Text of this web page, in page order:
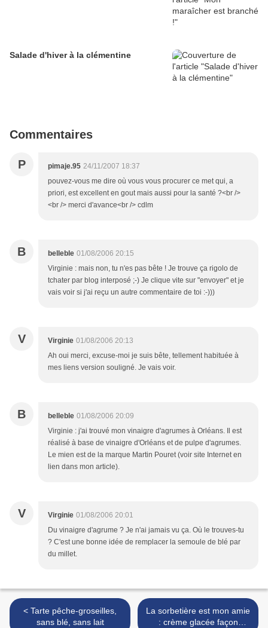
Salade d'hiver à la clémentine
Commentaires
P pimaje.95 24/11/2007 18:37
pouvez-vous me dire où vous vous procurer ce met qui, a
priori, est excellent en gout mais aussi pour la santé ?<br />
<br /> merci d'avance<br /> cdlm
B belleble 01/08/2006 20:15
Virginie : mais non, tu n'es pas bête ! Je trouve ça rigolo de
tchater par blog interposé ;-) Je clique vite sur "envoyer" et je
vais voir si j'ai reçu un autre commentaire de toi :-)))
V Virginie 01/08/2006 20:13
Ah oui merci, excuse-moi je suis bête, tellement habituée à
mes liens version souligné. Je vais voir.
B belleble 01/08/2006 20:09
Virginie : j'ai trouvé mon vinaigre d'agrumes à Orléans. Il est
réalisé à base de vinaigre d'Orléans et de pulpe d'agrumes.
Le mien est de la marque Martin Pouret (voir site Internet en
lien dans mon article).
V Virginie 01/08/2006 20:01
Du vinaigre d'agrume ? Je n'ai jamais vu ça. Où le trouves-tu
? C'est une bonne idée de remplacer la semoule de blé par
du millet.
< Tarte pêche-groseilles,
sans blé, sans lait
La sorbetière est mon amie
: crème glacée façon